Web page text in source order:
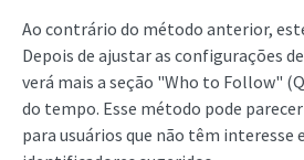
Ao contrário do método anterior,
Depois de ajustar as configurações
verá mais a seção "Who to Follow"
do tempo. Esse método pode
para usuários que não têm interesse